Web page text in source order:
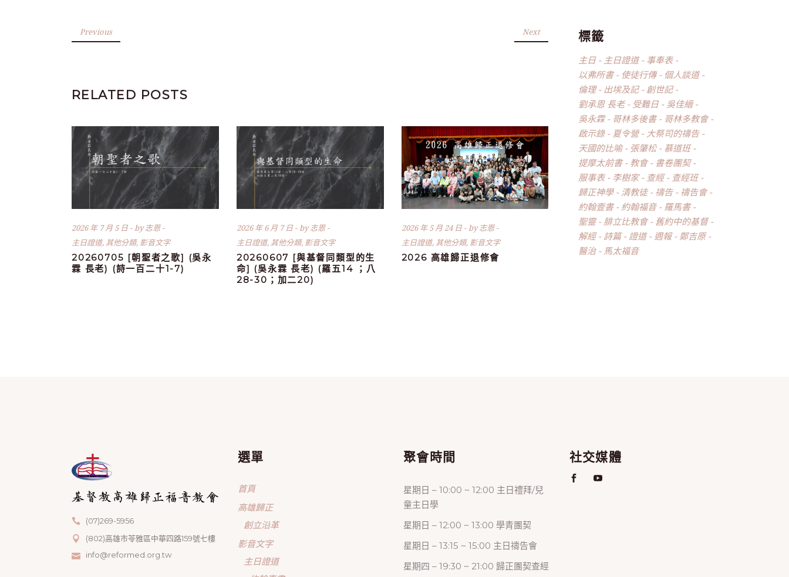
Previous Next
RELATED POSTS
2026 年 7 月 5 日 by志恩
主日證道, 其他分類, 影音文字
20260705 [朝聖者之歌] (吳永
霖 長老) (詩一百二十1-7)
2026 年 6 月 7 日 by志恩
主日證道, 其他分類, 影音文字
20260607 [與基督同類型的生
命] (吳永霖 長老) (羅五14 ；八
28-30；加二20)
2026 年 5 月 24 日 by志恩
主日證道, 其他分類, 影音文字
2026 高雄歸正退修會
標籤
主日 主日證道
事奉表
以弗所書
使徒行傳
個人談道
倫理
出埃及記
創世記
劉承恩 長老
受難日
吳佳縉
吳永霖
哥林多後書
哥林多教會
啟示錄
夏令營
大祭司的禱告
天國的比喻
張肇松
慕道班
提摩太前書
教會
書卷團契
服事表
李樹家 查經
查經班
歸正神學
清教徒 禱告
禱告會
約翰壹書
約翰福音
羅馬書
聖靈
腓立比教會
舊約中的基督
解經
詩篇 證道 週報
鄭吉原
醫治
馬太福音
(07)269-5956
(802)高雄市苓雅區中華四路159號七樓
info@reformed.org.tw
選單
首頁
高雄歸正
創立沿革
影音文字
主日證道
聚會時間
星期日 – 10:00 ~ 12:00 主日禮拜/兒
童主日學
星期日 – 12:00 ~ 13:00 學青團契
星期日 – 13:15 ~ 15:00 主日禱告會
星期四 – 19:30 ~ 21:00 歸正團契查經
社交媒體